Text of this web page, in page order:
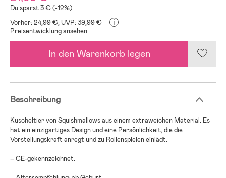
Du sparst 3 € (-12%)
Vorher: 24,99 €; UVP: 39,99 € i
Preisentwicklung ansehen
In den Warenkorb legen
Beschreibung
Kuscheltier von Squishmallows aus einem extraweichen Material. Es
hat ein einzigartiges Design und eine Persönlichkeit, die die
Vorstellungskraft anregt und zu Rollenspielen einlädt.
– CE-gekennzeichnet.